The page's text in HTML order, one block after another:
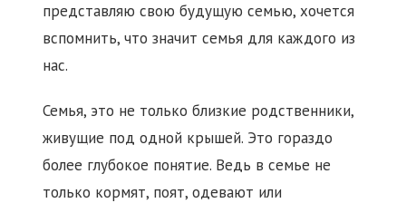
представляю свою будущую семью, хочется
вспомнить, что значит семья для каждого из
нас.
Семья, это не только близкие родственники,
живущие под одной крышей. Это гораздо
более глубокое понятие. Ведь в семье не
только кормят, поят, одевают или